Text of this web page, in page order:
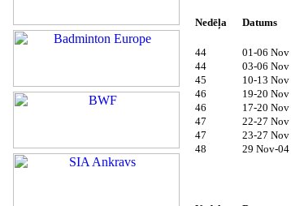
Nedēļa Datums
44 01-06 Nov
44
03-06 Nov
45
10-13 Nov
46
19-20 Nov
46
17-20 Nov
47
22-27 Nov
47
23-27 Nov
48
29 Nov-04